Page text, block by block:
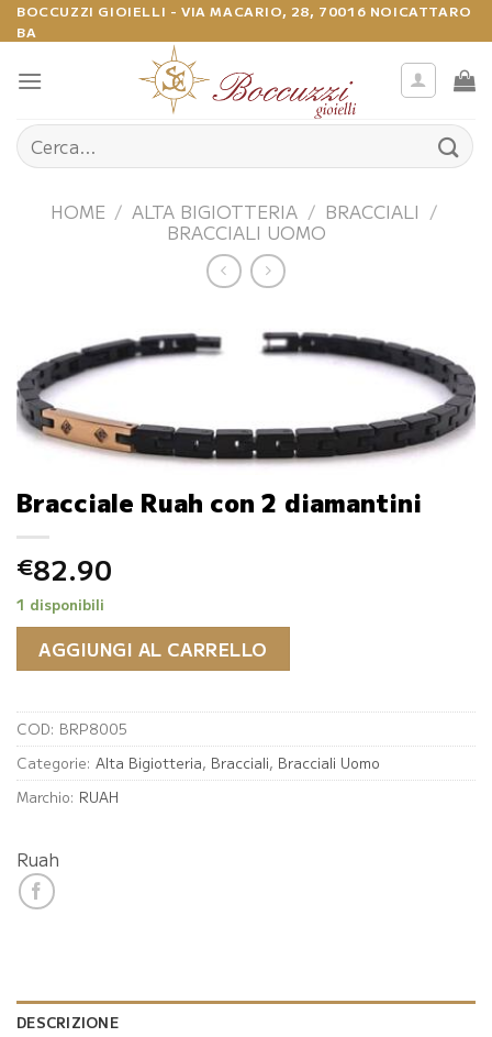
Salta
ai
contenuti
BOCCUZZI GIOIELLI - VIA MACARIO, 28, 70016 NOICATTARO
BA
Cerca:
HOME / ALTA BIGIOTTERIA / BRACCIALI /
BRACCIALI UOMO
Bracciale Ruah con 2 diamantini
€82.90
1 disponibili
AGGIUNGI AL CARRELLO
COD: BRP8005
Categorie: Alta Bigiotteria, Bracciali, Bracciali Uomo
Marchio: RUAH
Ruah
DESCRIZIONE